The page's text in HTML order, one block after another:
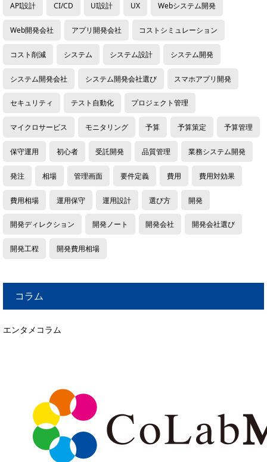
API設計 CI/CD UI設計 UX Webシステム開発
Web開発会社 アプリ開発会社 コストシミュレーション
コスト削減 システム システム設計 システム開発
システム開発会社 システム開発会社選び スマホアプリ開発
セキュリティ テスト自動化 プロジェクト管理
マイクロサービス モニタリング 予算 予算策定 予算管理
保守運用 初心者 受託開発 品質管理 業務システム開発
発注 相場 管理画面 要件定義 費用 費用対効果
費用相場 運用保守 運用設計 選び方 開発
開発ディレクション 開発ノート 開発会社 開発会社選び
開発工程 開発費用相場
コラム
エンタメコラム